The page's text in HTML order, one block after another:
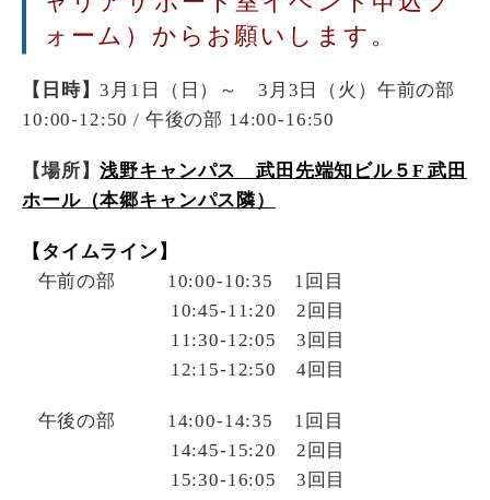
ォーム）か らお願いします。
【日時】3月1日（日）～ 3月3日（火）午前の部
10:00-12:50 / 午後の部 14:00-16:50
【場所】浅野キャンパス 武田先端知ビル５F 武田
ホール（本郷キャンパス隣）
【タイムライン】
午前の部 10:00-10:35 1回目
10:45-11:20 2回目
11:30-12:05 3回目
12:15-12:50 4回目
午後の部 14:00-14:35 1回目
14:45-15:20 2回目
15:30-16:05 3回目